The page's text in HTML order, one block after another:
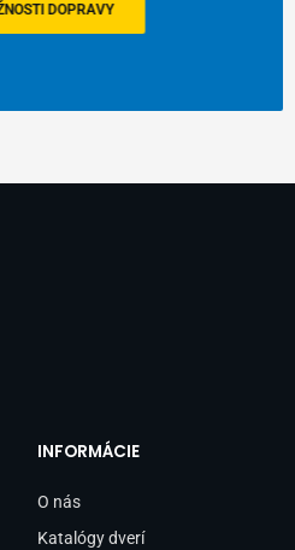
DOPRAVY
INFORMÁCIE
O nás
Katalógy dverí